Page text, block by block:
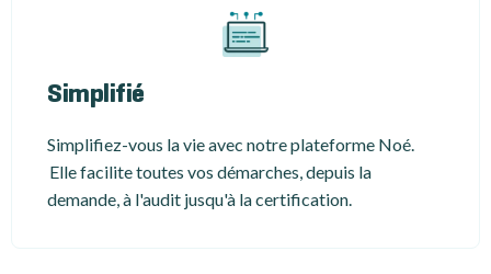
Simplifié
Simplifiez-vous la vie avec notre plateforme Noé.
Elle facilite toutes vos démarches, depuis la
demande, à l'audit jusqu'à la certification.